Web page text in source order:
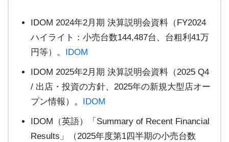
IDOM 2024年2月期 決算説明会資料（FY2024
ハイライト：小売台数144,487台、台粗利41万
円等）。
IDOM
IDOM 2025年2月期 決算説明会資料（2025 Q4
/ 出店・投資の方針、2025年の新規大型店オー
プン情報）。
IDOM
IDOM（英語）「Summary of Recent Financial
Results」（2025年度第1四半期の小売台数